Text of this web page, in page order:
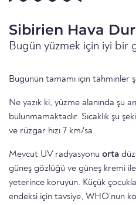
Sibirien Hava
Bugün yüzmek için iyi bir
Bugünün tamamı için tahminler
Ne yazık ki, yüzme alanında şu
bulunmamaktadır. Sıcaklık şu
ve rüzgar hızı 7 km/sa.
Mevcut UV radyasyonu orta
güneş gözlüğü ve güneş kremi
yeterince koruyun. Küçük
endeksi için tavsiye, WHO'nun